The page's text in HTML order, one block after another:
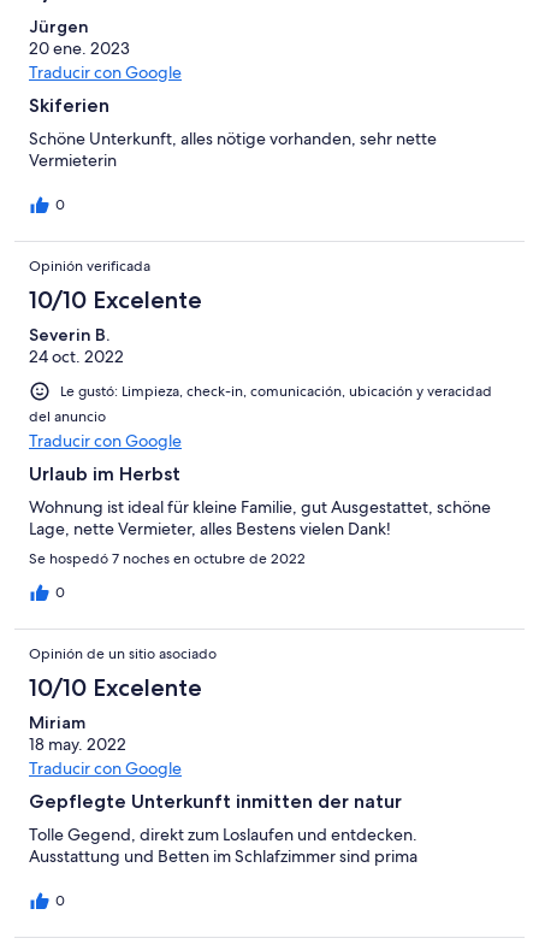
Jürgen
20 ene. 2023
Traducir con Google
Skiferien
Schöne Unterkunft, alles nötige vorhanden, sehr nette
Vermieterin
0
Opinión verificada
10/10 Excelente
Severin B.
24 oct. 2022
Le gustó: Limpieza, check-in, comunicación, ubicación y veracidad
del anuncio
Traducir con Google
Urlaub im Herbst
Wohnung ist ideal für kleine Familie, gut Ausgestattet, schöne
Lage, nette Vermieter, alles Bestens vielen Dank!
Se hospedó 7 noches en octubre de 2022
0
Opinión de un sitio asociado
10/10 Excelente
Miriam
18 may. 2022
Traducir con Google
Gepflegte Unterkunft inmitten der natur
Tolle Gegend, direkt zum Loslaufen und entdecken.
Ausstattung und Betten im Schlafzimmer sind prima
0